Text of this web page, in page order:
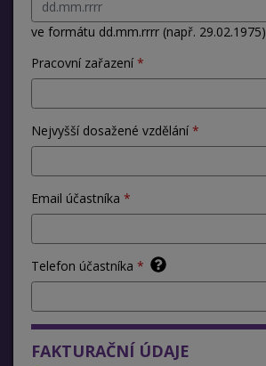
ve formátu dd.mm.rrrr (např. 29.02.1975)
Pracovní zařazení
Nejvyšší dosažené vzdělání
Email účastníka
Telefon účastníka
FAKTURAČNÍ ÚDAJE